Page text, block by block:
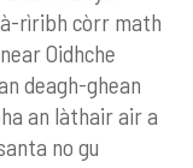
rìribh còrr math
Oidhche
deagh-ghean
an làthair air a
no gu